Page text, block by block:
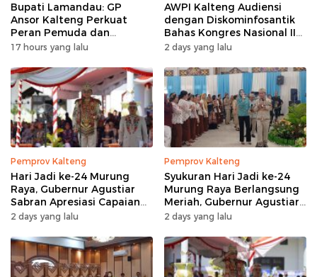
Bupati Lamandau: GP
Ansor Kalteng Perkuat
Peran Pemuda dan
Penanganan Karhutla
17 hours yang lalu
AWPI Kalteng Audiensi
dengan Diskominfosantik
Bahas Kongres Nasional II
AWPI
2 days yang lalu
Pemprov Kalteng
Hari Jadi ke-24 Murung
Raya, Gubernur Agustiar
Sabran Apresiasi Capaian
Pembangunan
2 days yang lalu
Pemprov Kalteng
Syukuran Hari Jadi ke-24
Murung Raya Berlangsung
Meriah, Gubernur Agustiar
Sabran Hibur Masyarakat
2 days yang lalu